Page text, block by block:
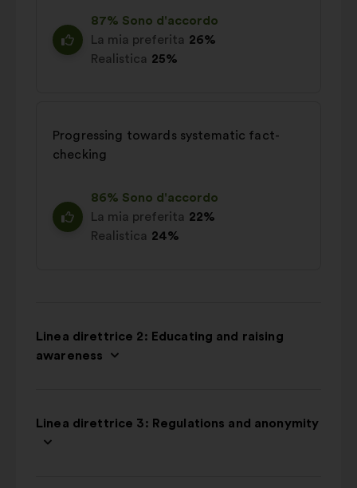
87% Sono d'accordo
La mia preferita 26%
Realistica 25%
Progressing towards systematic fact-
checking
86% Sono d'accordo
La mia preferita 22%
Realistica 24%
Linea direttrice 2: Educating and raising
awareness
Linea direttrice 3: Regulations and anonymity